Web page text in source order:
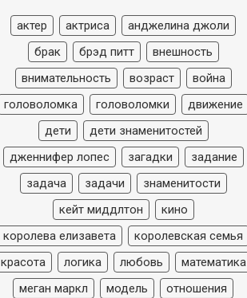
актер актриса
анджелина джоли
брак
брэд питт
внешность
внимательность
возраст
война
головоломка
головоломки
движение
дети
дети знаменитостей
дженнифер лопес
загадки
задание
задача
задачи
знаменитости
кейт миддлтон
кино
королева елизавета
королевская семья
красота
логика любовь
математика
меган маркл
модель
отношения